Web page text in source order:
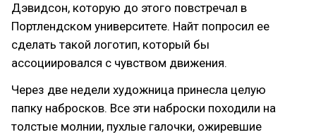
Дэвидсон, которую до этого повстречал в
Портлендском университете. Найт попросил ее
сделать такой логотип, который бы
ассоциировался с чувством движения.
Через две недели художница принесла целую
папку набросков. Все эти наброски походили на
толстые молнии, пухлые галочки, ожиревшие